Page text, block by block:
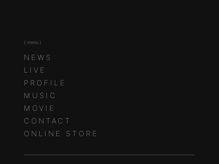
( menu )
NEWS
LIVE
PROFILE
MUSIC
MOVIE
CONTACT
ONLINE STORE